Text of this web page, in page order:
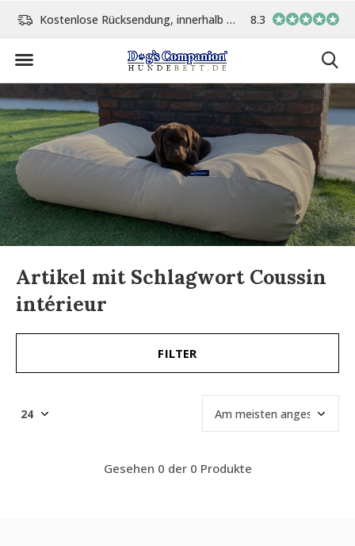
Kostenlose Rücksendung, innerhalb 14 Tage Vor 15:00 Uhr bestellt,
8.3
Artikel mit Schlagwort Coussin
intérieur
FILTER
Gesehen 0 der 0 Produkte